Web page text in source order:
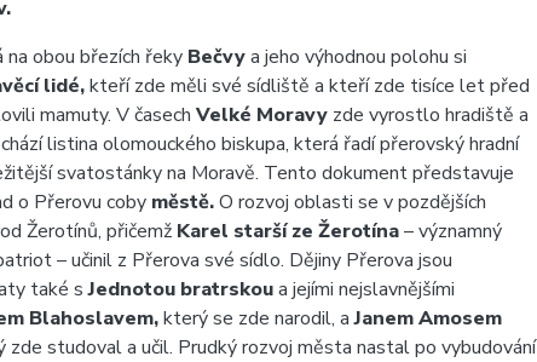
na obou březích řeky Bečvya jeho výhodnou polohu si
lidé,kteří zde měli své sídliště a kteří zde tisíce let před
mamuty. V časech Velké Moravy zde vyrostlo hradiště a
listina olomouckého biskupa, která řadí přerovský hradní
svatostánky na Moravě. Tento dokument představuje
o Přerovu coby městě.O rozvoj oblasti se v pozdějších
Žerotínů, přičemž Karel starší ze Žerotína– významný
– učinil z Přerova své sídlo. Dějiny Přerova jsou
také sJednotou bratrskoua jejími nejslavnějšími
Blahoslavem,který se zde narodil, aJanem Amosem
zde studoval a učil. Prudký rozvoj města nastal po vybudování